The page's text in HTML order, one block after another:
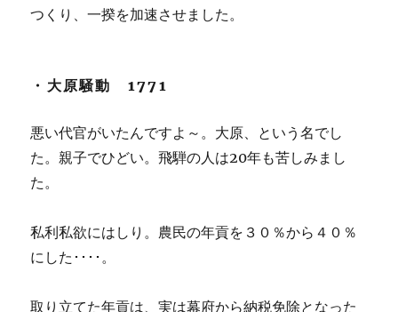
つくり、一揆を加速させました。
・大原騒動 1771
悪い代官がいたんですよ～。大原、という名でし
た。親子でひどい。飛騨の人は20年も苦しみまし
た。
私利私欲にはしり。農民の年貢を３０％から４０％
にした････。
取り立てた年貢は、実は幕府から納税免除となった